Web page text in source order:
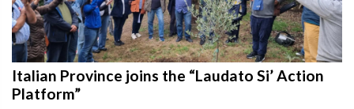
Italian Province joins the “Laudato Si’ Action
Platform”